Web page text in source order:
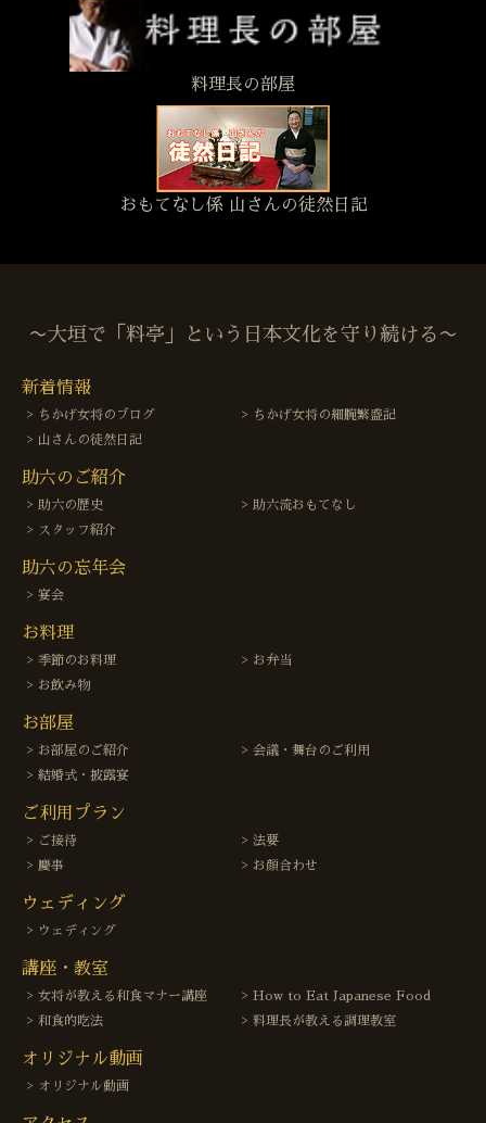
料理長の部屋
おもてなし係 山さんの徒然日記
〜大垣で「料亭」という日本文化を守り続ける〜
新着情報
ちかげ女将のブログ
ちかげ女将の細腕繁盛記
山さんの徒然日記
助六のご紹介
助六の歴史
助六流おもてなし
スタッフ紹介
助六の忘年会
宴会
お料理
季節のお料理
お弁当
お飲み物
お部屋
お部屋のご紹介
会議・舞台のご利用
結婚式・披露宴
ご利用プラン
ご接待
法要
慶事
お顔合わせ
ウェディング
ウェディング
講座・教室
女将が教える和食マナー講座
How to Eat Japanese Food
和食的吃法
料理長が教える調理教室
オリジナル動画
オリジナル動画